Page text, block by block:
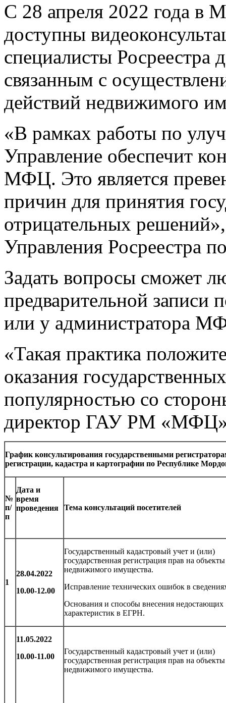
С 28 апреля 2022 года в
доступны
специалисты Росреестра
связанным с
действий недвижимого
«В рамках работы по
Управление обеспечит
МФЦ. Это является
причин для принятия
отрицательных
Управления Росреестра
Задать вопросы сможет
предварительной записи
или у администратора
«Такая практика
оказания
популярностью со
директор ГАУ РМ
График консультирования государственными
регистрации, кадастра и картографии по Республике
№
п/
п
Дата и
время
проведения
Тема консультаций посетителей
1
28.04.2022
10.00-12.00
Государственный кадастровый учет и (или)
государственная регистрация прав на объекты
недвижимого имущества.
Исправление технических ошибок в
Основания и способы внесения недостающих
характеристик в ЕГРН.
11.05.2022
10.00-11.00
Государственный кадастровый учет и (или)
государственная регистрация прав на объекты
недвижимого имущества.